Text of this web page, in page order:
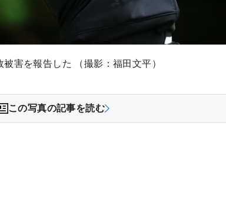
害を報告した （撮影：福田文平）
この写真の記事を読む